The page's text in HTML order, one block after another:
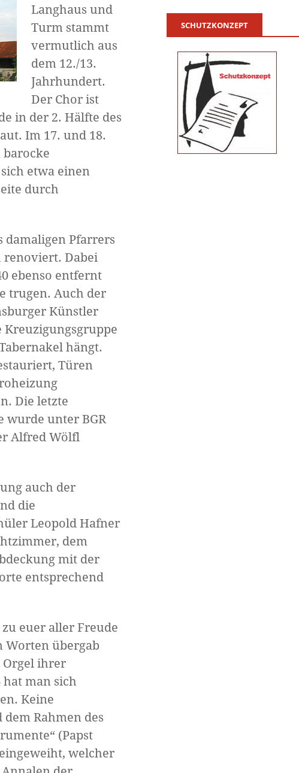
Langhaus und
Turm stammt
vermutlich aus
dem 12./13.
Jahrhundert.
Der Chor ist
in der 2. Hälfte des
Im 17. und 18.
etwa einen
durch
damaligen Pfarrers
renoviert. Dabei
ebenso entfernt
trugen. Auch der
Künstler
hängt.
Türen
Die letzte
wurde unter BGR
Alfred Wölfl
auch der
die
Leopold Hafner
dem
mit der
entsprechend
euer aller Freude
Worten übergab
Orgel ihrer
man sich
Keine
Rahmen des
(Papst
welcher
SCHUTZKONZEPT